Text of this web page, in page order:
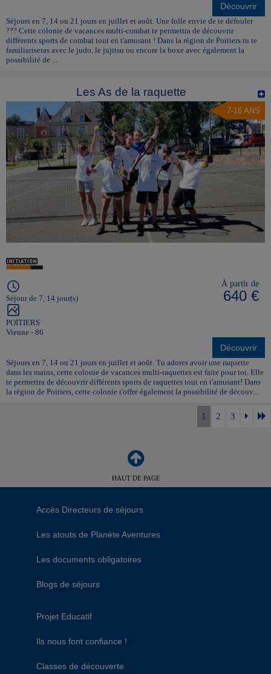
Découvrir
Séjours en 7, 14 ou 21 jours en juillet et août. Une folle envie de te défouler
??? Cette colonie de vacances multi-combat te permettra de découvrir
différents sports de combat tout en t'amusant ! Dans la région de Poitiers tu te
familiariseras avec le judo, le jujitsu ou encore la boxe avec également la
possibilité de ...
Les As de la raquette
7-16 ANS
Séjour de 7, 14 jour(s)
POITIERS
Vienne - 86
À partir de
640 €
Découvrir
Séjours en 7, 14 ou 21 jours en juillet et août. Tu adores avoir une raquette
dans les mains, cette colonie de vacances multi-raquettes est faite pour toi. Elle
te permettra de découvrir différents sports de raquettes tout en t'amusant! Dans
la région de Poitiers, cette colonie t'offre également la possibilité de découv...
1 2 3
HAUT DE PAGE
Accès Directeurs de séjours
Les atouts de Planète Aventures
Les documents obligatoires
Blogs de séjours
Projet Educatif
Ils nous font confiance !
Classes de découverte